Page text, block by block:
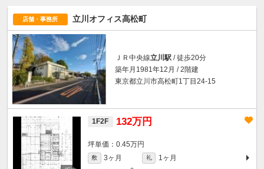
店舗・事務所 立川オフィス高松町
ＪＲ中央線立川駅 / 徒歩20分
築年月1981年12月 / 2階建
東京都立川市高松町1丁目24-15
1F2F 132万円
坪単価：0.45万円
敷 3ヶ月 礼
1ヶ月